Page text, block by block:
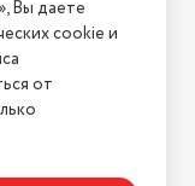
нас есть всё!
Вы даете
cookie и
от